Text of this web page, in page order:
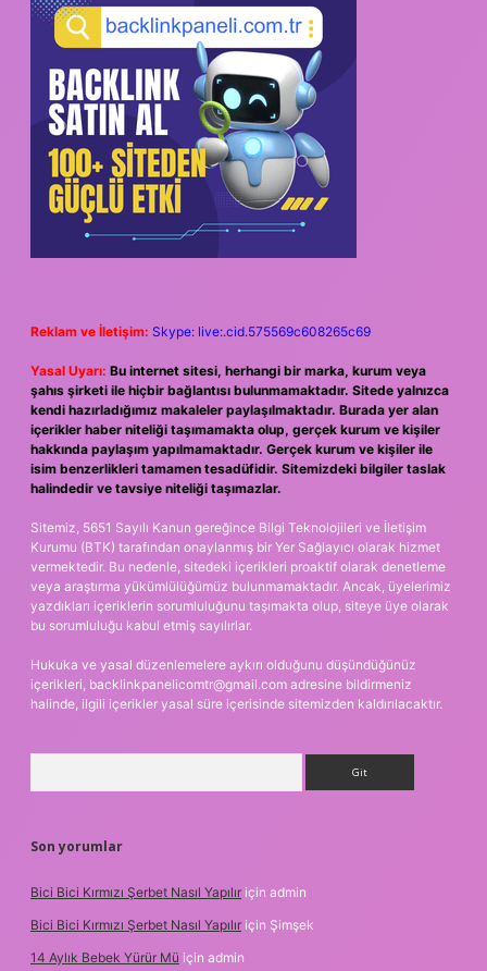
Reklam ve İletişim: Skype: live:.cid.575569c608265c69
Yasal Uyarı: Bu internet sitesi, herhangi bir marka, kurum veya
şahıs şirketi ile hiçbir bağlantısı bulunmamaktadır. Sitede yalnızca
kendi hazırladığımız makaleler paylaşılmaktadır. Burada yer alan
içerikler haber niteliği taşımamakta olup, gerçek kurum ve kişiler
hakkında paylaşım yapılmamaktadır. Gerçek kurum ve kişiler ile
isim benzerlikleri tamamen tesadüfidir. Sitemizdeki bilgiler taslak
halindedir ve tavsiye niteliği taşımazlar.
Sitemiz, 5651 Sayılı Kanun gereğince Bilgi Teknolojileri ve İletişim
Kurumu (BTK) tarafından onaylanmış bir Yer Sağlayıcı olarak hizmet
vermektedir. Bu nedenle, sitedeki içerikleri proaktif olarak denetleme
veya araştırma yükümlülüğümüz bulunmamaktadır. Ancak, üyelerimiz
yazdıkları içeriklerin sorumluluğunu taşımakta olup, siteye üye olarak
bu sorumluluğu kabul etmiş sayılırlar.
Hukuka ve yasal düzenlemelere aykırı olduğunu düşündüğünüz
içerikleri, backlinkpanelicomtr@gmail.com adresine bildirmeniz
halinde, ilgili içerikler yasal süre içerisinde sitemizden kaldırılacaktır.
Son yorumlar
Bici Bici Kırmızı Şerbet Nasıl Yapılır için admin
Bici Bici Kırmızı Şerbet Nasıl Yapılır için Şimşek
14 Aylık Bebek Yürür Mü için admin